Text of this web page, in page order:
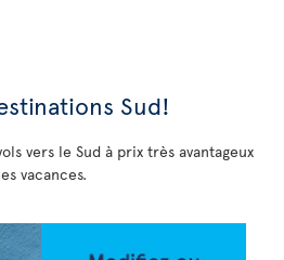
Sud!
vers le Sud à prix très avantageux
vacances.